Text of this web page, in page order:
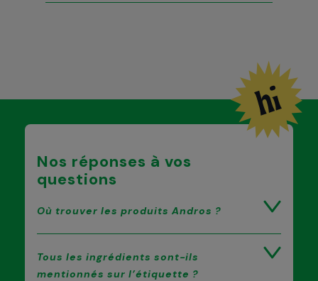
Nos réponses à vos
questions
Où trouver les produits Andros ?
Tous les ingrédients sont-ils
mentionnés sur l’étiquette ?